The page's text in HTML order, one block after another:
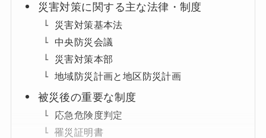
災害対策に関する主な法律・制度
災害対策基本法
中央防災会議
災害対策本部
地域防災計画と地区防災計画
被災後の重要な制度
応急危険度判定
罹災証明書